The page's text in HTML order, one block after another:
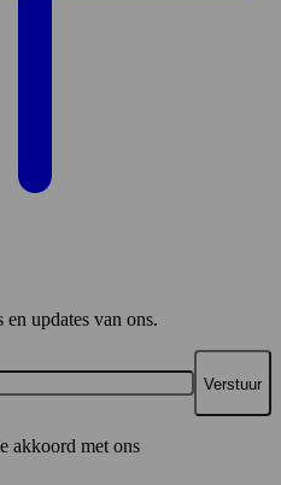
updates van ons.
akkoord met ons